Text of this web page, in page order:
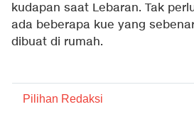
kudapan saat Lebaran. Tak
ada beberapa kue yang
dibuat di rumah.
Pilihan Redaksi